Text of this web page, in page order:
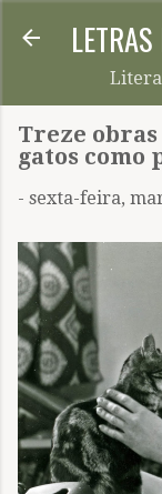
Treze
gatos como
- sexta-feira,